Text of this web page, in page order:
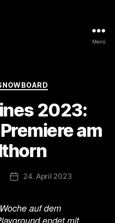
Menü
Kategorien
2023:
am
Veröffentlichungsdatum
24. April 2023
auf dem
endet mit